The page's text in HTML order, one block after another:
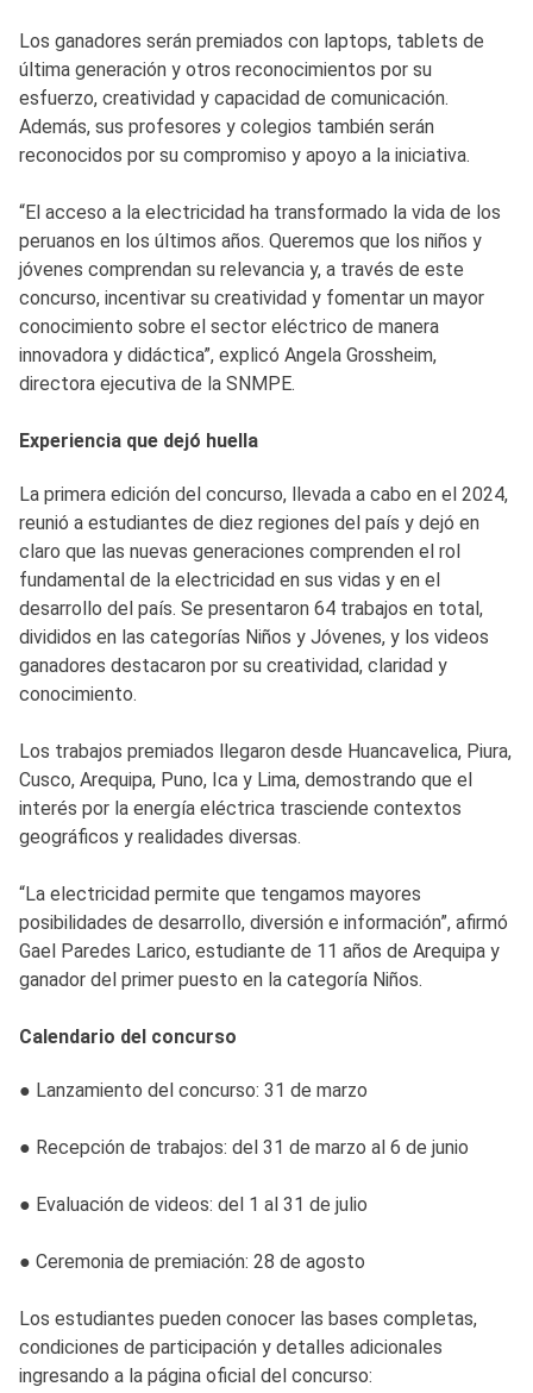
Los ganadores serán premiados con laptops, tablets de
última generación y otros reconocimientos por su
esfuerzo, creatividad y capacidad de comunicación.
Además, sus profesores y colegios también serán
reconocidos por su compromiso y apoyo a la iniciativa.
“El acceso a la electricidad ha transformado la vida de los
peruanos en los últimos años. Queremos que los niños y
jóvenes comprendan su relevancia y, a través de este
concurso, incentivar su creatividad y fomentar un mayor
conocimiento sobre el sector eléctrico de manera
innovadora y didáctica”, explicó Angela Grossheim,
directora ejecutiva de la SNMPE.
Experiencia que dejó huella
La primera edición del concurso, llevada a cabo en el 2024,
reunió a estudiantes de diez regiones del país y dejó en
claro que las nuevas generaciones comprenden el rol
fundamental de la electricidad en sus vidas y en el
desarrollo del país. Se presentaron 64 trabajos en total,
divididos en las categorías Niños y Jóvenes, y los videos
ganadores destacaron por su creatividad, claridad y
conocimiento.
Los trabajos premiados llegaron desde Huancavelica, Piura,
Cusco, Arequipa, Puno, Ica y Lima, demostrando que el
interés por la energía eléctrica trasciende contextos
geográficos y realidades diversas.
“La electricidad permite que tengamos mayores
posibilidades de desarrollo, diversión e información”, afirmó
Gael Paredes Larico, estudiante de 11 años de Arequipa y
ganador del primer puesto en la categoría Niños.
Calendario del concurso
● Lanzamiento del concurso: 31 de marzo
● Recepción de trabajos: del 31 de marzo al 6 de junio
● Evaluación de videos: del 1 al 31 de julio
● Ceremonia de premiación: 28 de agosto
Los estudiantes pueden conocer las bases completas,
condiciones de participación y detalles adicionales
ingresando a la página oficial del concurso: